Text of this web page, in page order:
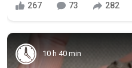
267 73 282
10 h 40 min